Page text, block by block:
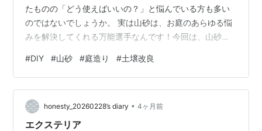
たものの「どう使えばいいの？」と悩んでいる方も多い
のではないでしょうか。 実は山砂は、お庭のあらゆる悩
みを解決してくれる万能選手なんです！今回は、山砂を
す。 1. 芝生の「目土（めつち）」として活用 芝生を育て
ているなら、山砂は最高のパートナーです。 凸凹の修正:
芝生がへこんでいる場所に山砂を入れ、平らに整えま
す。 土壌改良: 水はけが悪くなった芝生の上に薄く撒く
ことで、通気性と水はけを改善し、芝の成長を助けま
#DIY #山砂 #庭造り #土壌改良
honesty_20260228’s diary • 4ヶ月前
エクステリア